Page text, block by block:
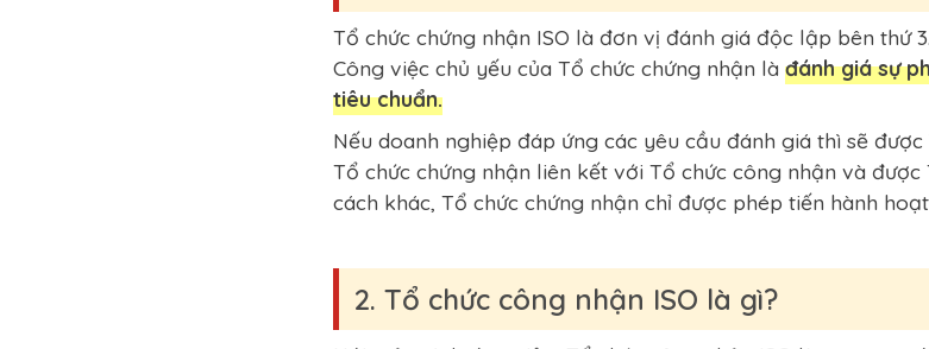
Tổ chức chứng nhận ISO là đơn vị đánh giá độc lập bên thứ 3.
Công việc chủ yếu của Tổ chức chứng nhận là đánh giá sự
tiêu chuẩn.
Nếu doanh nghiệp đáp ứng các yêu cầu đánh giá thì sẽ
Tổ chức chứng nhận liên kết với Tổ chức công nhận và
cách khác, Tổ chức chứng nhận chỉ được phép tiến hành
2. Tổ chức công nhận ISO là gì?